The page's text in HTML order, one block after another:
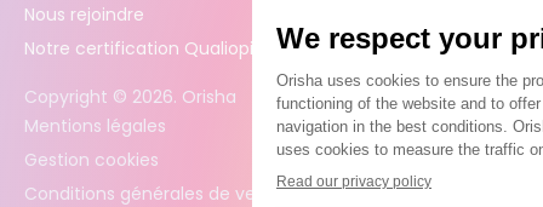
Nous rejoindre
Notre certification Qualiopi
Copyright © 2026. Orisha
Mentions légales
Gestion cookies
Conditions générales de vente